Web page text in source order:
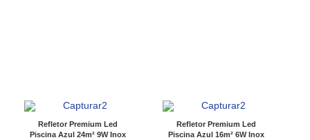
Refletor Premium Led
Piscina Azul 24m² 9W Inox
Refletor Premium Led
Piscina Azul 16m² 6W Inox